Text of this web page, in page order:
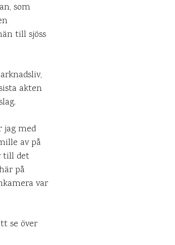
som
till sjöss
akten
jag med
av på
till det
på
var
se över